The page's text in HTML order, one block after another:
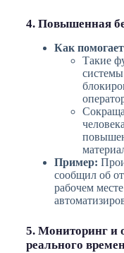
4. Повышенная
Как
Такие
Пример:
сообщил об
рабочем
5. Мониторинг и
реального